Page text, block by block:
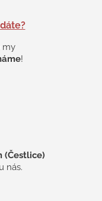
my
!
(Čestlice)
nás.